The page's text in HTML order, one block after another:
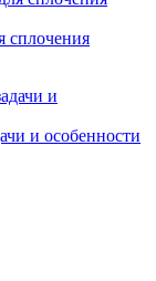
сплочения
и особенности